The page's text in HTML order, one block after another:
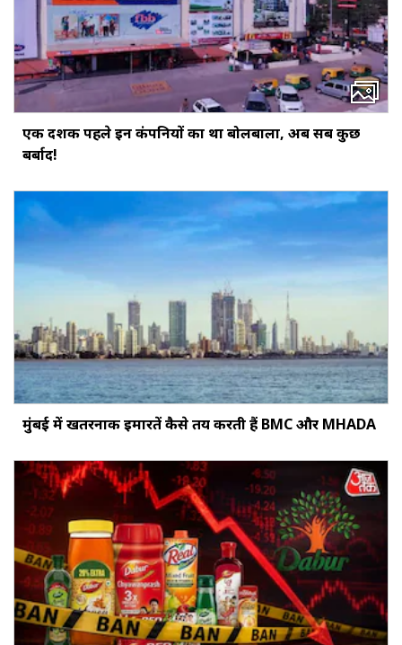
एक दशक पहले इन कंपनियों का था बोलबाला, अब सब कुछ
बर्बाद!
मुंबई में खतरनाक इमारतें कैसे तय करती हैं BMC और MHADA